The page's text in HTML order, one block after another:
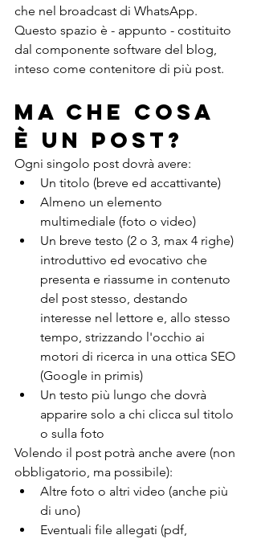
che nel broadcast di WhatsApp.
Questo spazio è - appunto - costituito
dal componente software del blog,
inteso come contenitore di più post.
Ma che cosa
è un post?
Ogni singolo post dovrà avere:
Un titolo (breve ed accattivante)
Almeno un elemento
multimediale (foto o video)
Un breve testo (2 o 3, max 4 righe)
introduttivo ed evocativo che
presenta e riassume in contenuto
del post stesso, destando
interesse nel lettore e, allo stesso
tempo, strizzando l'occhio ai
motori di ricerca in una ottica SEO
(Google in primis)
Un testo più lungo che dovrà
apparire solo a chi clicca sul titolo
o sulla foto
Volendo il post potrà anche avere (non
obbligatorio, ma possibile):
Altre foto o altri video (anche più
di uno)
Eventuali file allegati (pdf,